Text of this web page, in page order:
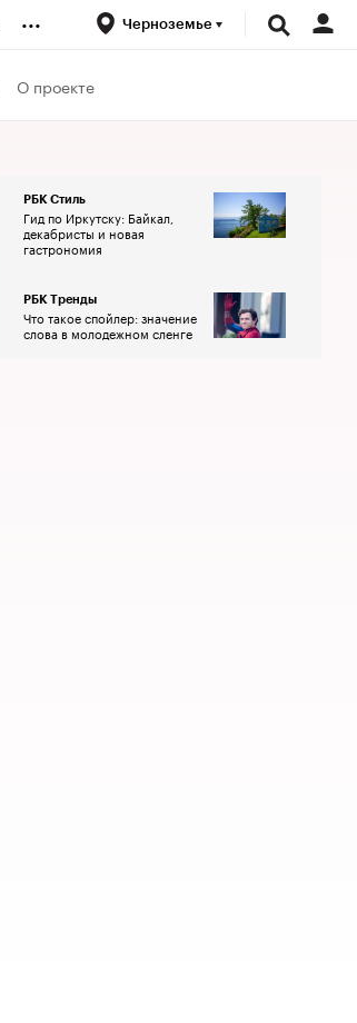
... Черноземье
О проекте
РБК Стиль
Гид по Иркутску: Байкал,
декабристы и новая
гастрономия
РБК Тренды
Что такое спойлер: значение
слова в молодежном сленге